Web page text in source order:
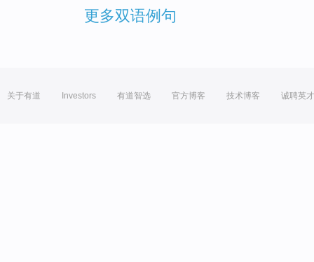
更多双语例句
关于有道 Investors 有道智选 官方博客 技术博客 诚聘英才